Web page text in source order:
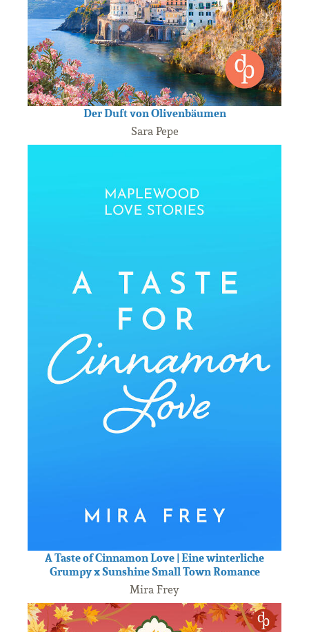
Der Duft von Olivenbäumen
Sara Pepe
A Taste of Cinnamon Love | Eine winterliche
Grumpy x Sunshine Small Town Romance
Mira Frey